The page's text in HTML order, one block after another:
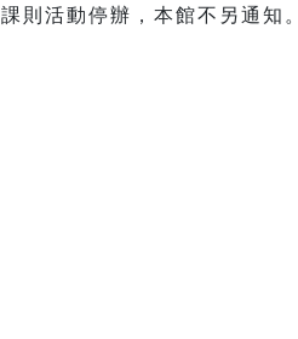
課則活動停辦，本館不另通知。